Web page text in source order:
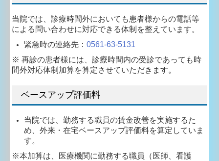
当院では、診療時間外においても患者様からの電話等
による問い合わせに対応できる体制を整えています。
緊急時の連絡先：0561-63-5131
※ 再診の患者様には、診療時間内の受診であっても時
間外対応体制加算を算定させていただきます。
ベースアップ評価料
当院では、勤務する職員の賃金改善を実施するた
め、外来・在宅ベースアップ評価料を算定していま
す。
※本加算は、医療機関に勤務する職員（医師、看護